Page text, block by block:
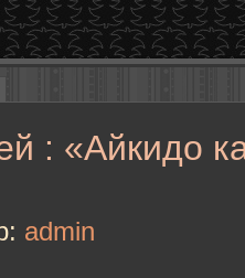
: «Айкидо
admin